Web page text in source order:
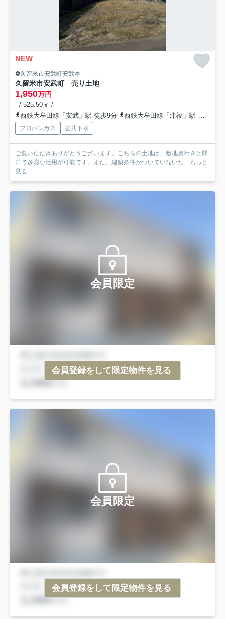
NEW
久留米市安武町安武本
久留米市安武町 売り土地
1,950万円
- / 525.50㎡ / -
西鉄大牟田線「安武」駅 徒歩9分
西鉄大牟田線「津福」駅 徒歩14分
プロパンガス 公共下水
ご覧いただきありがとうございます。こちらの土地は、敷地奥行きと間
口で多彩な活用が可能です。また、建築条件がついていないた... もっと
見る
会員限定
会員登録をして限定物件を見る
会員限定
会員登録をして限定物件を見る